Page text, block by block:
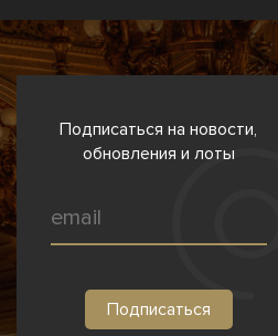
Подписаться на новости,
обновления и лоты